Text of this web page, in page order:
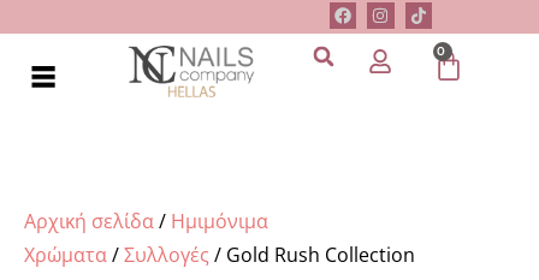
0
Αρχική σελίδα/ Ημιμόνιμα
Χρώματα/Συλλογές / Gold Rush Collection